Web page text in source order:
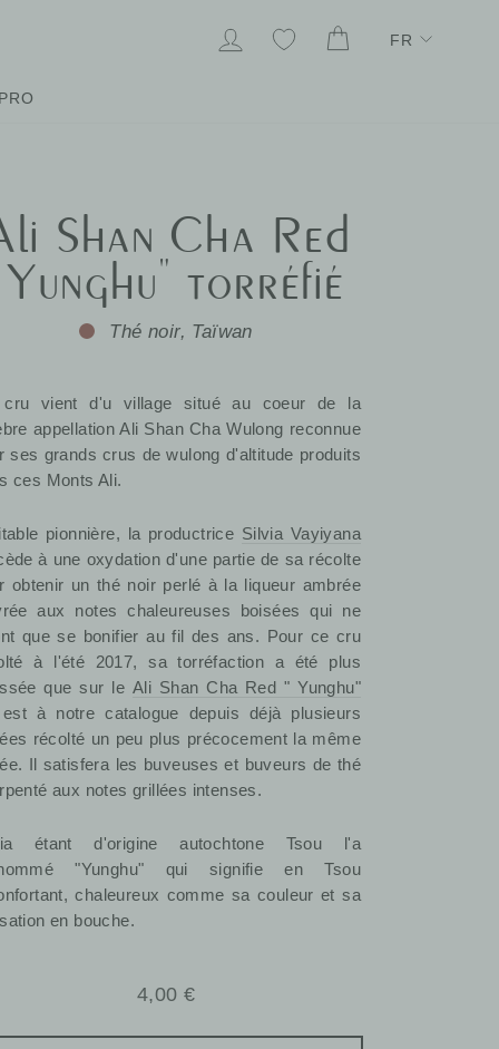
SE CONNECTER
MES FAVORIS
PANIER
FR
PRO
Shan Cha Red
torréfié
Thé noir, Taïwan
cru vient d'u village situé au coeur de la
appellation Ali Shan Cha Wulong reconnue
ses grands crus de wulong d'altitude produits
ces Monts Ali.
pionnière, la productrice Silvia Vayiyana
à une oxydation d'une partie de sa récolte
obtenir un thé noir perlé à la liqueur ambrée
aux notes chaleureuses boisées qui ne
que se bonifier au fil des ans. Pour ce cru
à l'été 2017, sa torréfaction a été plus
que sur le Ali Shan Cha Red " Yunghu"
à notre catalogue depuis déjà plusieurs
récolté un peu plus précocement la même
Il satisfera les buveuses et buveurs de thé
aux notes grillées intenses.
étant d'origine autochtone Tsou l'a
"Yunghu" qui signifie en Tsou
chaleureux comme sa couleur et sa
en bouche.
Prix
4,00 €